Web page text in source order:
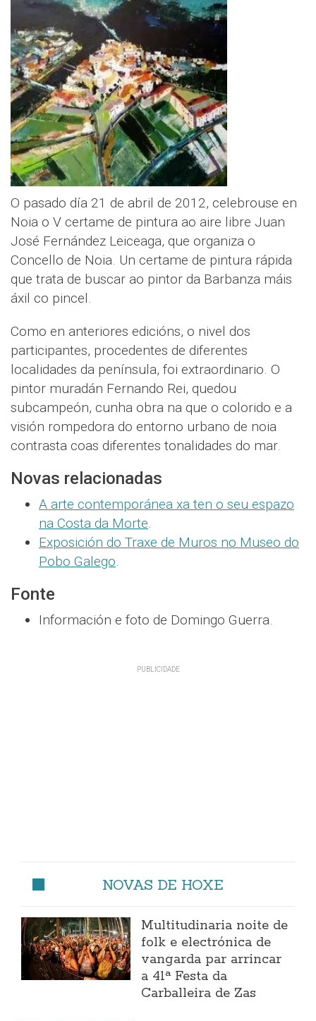
O pasado día 21 de abril de 2012, celebrouse en
Noia o V certame de pintura ao aire libre Juan
José Fernández Leiceaga, que organiza o
Concello de Noia. Un certame de pintura rápida
que trata de buscar ao pintor da Barbanza máis
áxil co pincel.
Como en anteriores edicións, o nivel dos
participantes, procedentes de diferentes
localidades da península, foi extraordinario. O
pintor muradán Fernando Rei, quedou
subcampeón, cunha obra na que o colorido e a
visión rompedora do entorno urbano de noia
contrasta coas diferentes tonalidades do mar.
Novas relacionadas
A arte contemporánea xa ten o seu espazo
na Costa da Morte.
Exposición do Traxe de Muros no Museo do
Pobo Galego.
Fonte
Información e foto de Domingo Guerra.
NOVAS DE HOXE
Multitudinaria noite de
folk e electrónica de
vangarda par arrincar
a 41ª Festa da
Carballeira de Zas